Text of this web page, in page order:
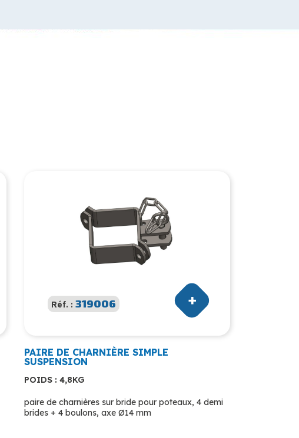
Réf. : 319006
PAIRE DE CHARNIÈRE SIMPLE
SUSPENSION
POIDS : 4,8KG
paire de charnières sur bride pour poteaux, 4 demi
brides + 4 boulons, axe Ø14 mm